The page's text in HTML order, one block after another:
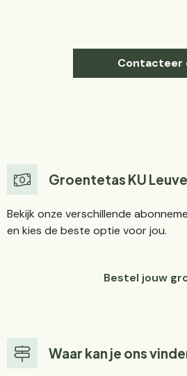
Contacteer
Groentetas KU
Bekijk onze verschillende
en kies de beste optie voor jou.
Bestel jouw
Waar kan je ons